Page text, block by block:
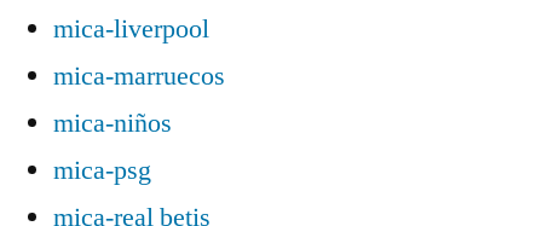
mica-liverpool
mica-marruecos
mica-niños
mica-psg
mica-real betis